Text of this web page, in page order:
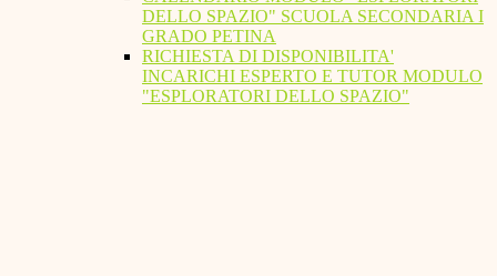
DELLO SPAZIO" SCUOLA SECONDARIA I
GRADO PETINA
RICHIESTA DI DISPONIBILITA'
INCARICHI ESPERTO E TUTOR MODULO
"ESPLORATORI DELLO SPAZIO"